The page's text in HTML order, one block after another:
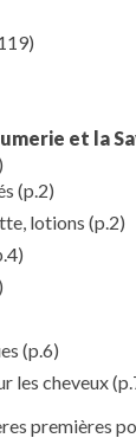
et la
(p.2)
lotions (p.2)
(p.6)
les cheveux
premières